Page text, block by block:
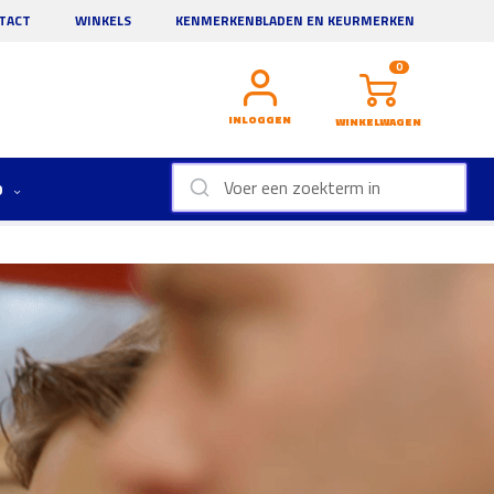
WINKELS KENMERKENBLADEN EN KEURMERKEN
INLOGGEN
0
WINKELWAGEN